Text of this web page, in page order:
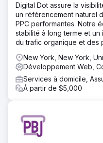
Digital Dot assure la
un référencement naturel
PPC performantes. Notre
stabilité à long terme et
du trafic organique et des
New York, New York,
Développement Web,
Services à domicile,
À partir de $5,000